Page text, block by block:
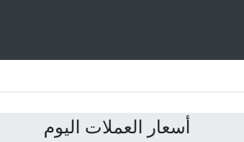
أسعار العملات اليوم